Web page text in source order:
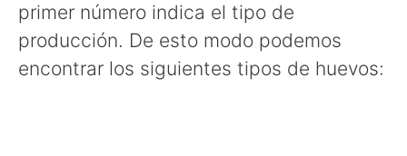
primer número indica el tipo de
producción. De esto modo podemos
encontrar los siguientes tipos de huevos: